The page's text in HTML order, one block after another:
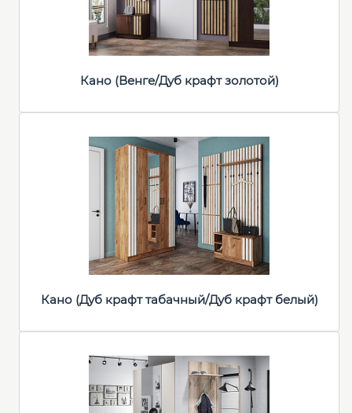
Кано (Венге/Дуб крафт золотой)
Кано (Дуб крафт табачный/Дуб крафт белый)